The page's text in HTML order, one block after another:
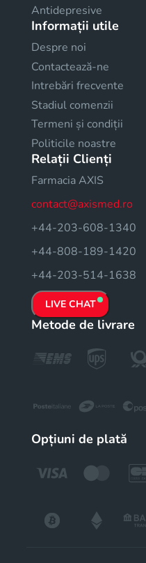
Antidepresive
Informații utile
Despre noi
Contactează-ne
Intrebări frecvente
Stadiul comenzii
Termeni și condiții
Politicile noastre
Relații Clienți
Farmacia AXIS
contact@axismed.ro
+44-203-608-1340
+44-808-189-1420
+44-203-514-1638
LIVE CHAT
Metode de livrare
Opțiuni de plată